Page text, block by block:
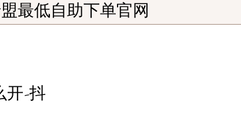
最低自助下单官网
开-抖